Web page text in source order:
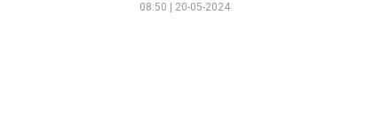
08:50 | 20-05-2024